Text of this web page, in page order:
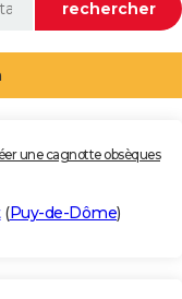
une cagnotte obsèques
(Puy-de-Dôme)